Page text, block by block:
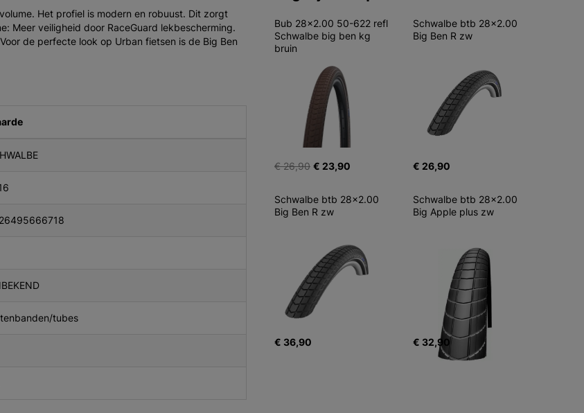
Het profiel is modern en robuust. Dit zorgt
Meer veiligheid door RaceGuard lekbescherming.
de perfecte look op Urban fietsen is de Big Ben
tubes
Bub 28x2.00 50-622 refl
Schwalbe big ben kg
bruin
€ 26,90 € 23,90
Schwalbe btb 28x2.00
Big Ben R zw
€ 26,90
Schwalbe btb 28x2.00
Big Ben R zw
€ 36,90
Schwalbe btb 28x2.00
Big Apple plus zw
€ 32,90